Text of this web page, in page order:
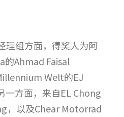
理组方面，得奖人为阿
的Ahmad Faisal
Welt的EJ
一方面，来自EL Chong
，以及Chear Motorrad